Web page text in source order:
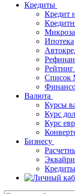
Кредиты
Кредит
Ипотека
Рейтинг
Список
Валюта
Курсы
Курс
Курс
Бизнесу
Кредиты